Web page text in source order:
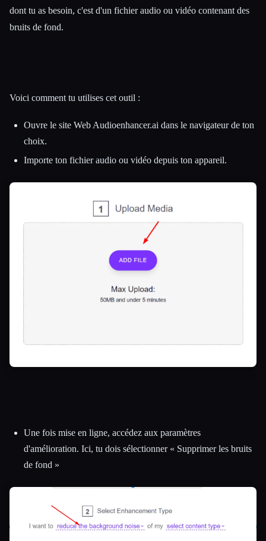
dont tu as besoin, c'est d'un fichier audio ou vidéo contenant des
bruits de fond.
Voici comment tu utilises cet outil :
Ouvre le site Web Audioenhancer.ai dans le navigateur de ton
choix.
Importe ton fichier audio ou vidéo depuis ton appareil.
Une fois mise en ligne, accédez aux paramètres
d'amélioration. Ici, tu dois sélectionner « Supprimer les bruits
de fond »